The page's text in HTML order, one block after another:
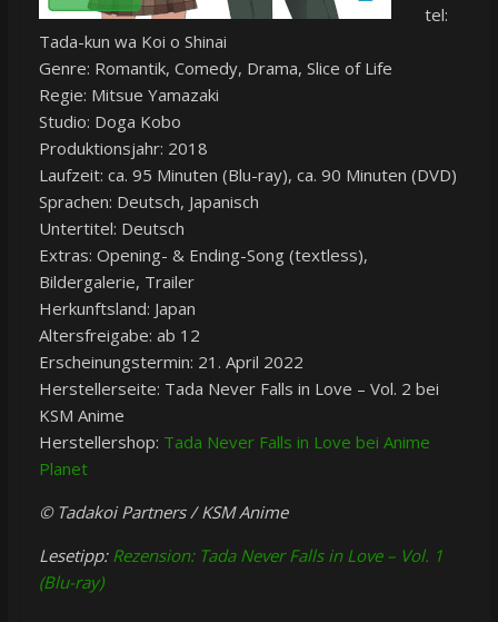
tel:
Tada-kun wa Koi o Shinai
Genre: Romantik, Comedy, Drama, Slice of Life
Regie: Mitsue Yamazaki
Studio: Doga Kobo
Produktionsjahr: 2018
Laufzeit: ca. 95 Minuten (Blu-ray), ca. 90 Minuten (DVD)
Sprachen: Deutsch, Japanisch
Untertitel: Deutsch
Extras: Opening- & Ending-Song (textless),
Bildergalerie, Trailer
Herkunftsland: Japan
Altersfreigabe: ab 12
Erscheinungstermin: 21. April 2022
Herstellerseite: Tada Never Falls in Love – Vol. 2 bei
KSM Anime
Herstellershop: Tada Never Falls in Love bei Anime
Planet
© Tadakoi Partners / KSM Anime
Lesetipp: Rezension: Tada Never Falls in Love – Vol. 1
(Blu-ray)